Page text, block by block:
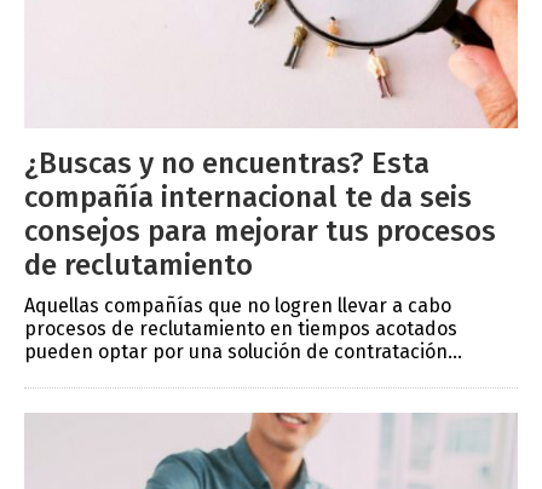
¿Buscas y no encuentras? Esta
compañía internacional te da seis
consejos para mejorar tus procesos
de reclutamiento
Aquellas compañías que no logren llevar a cabo
procesos de reclutamiento en tiempos acotados
pueden optar por una solución de contratación...